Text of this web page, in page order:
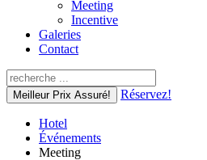
Meeting
Incentive
Galeries
Contact
Meilleur Prix Assuré! Réservez!
Hotel
Événements
Meeting